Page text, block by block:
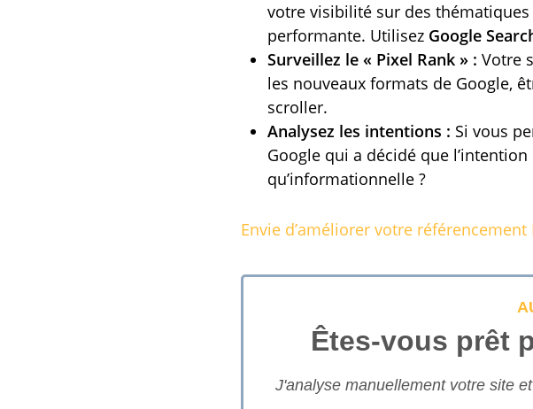
votre visibilité sur des thématiques
performante. Utilisez Google
Surveillez le « Pixel Rank » : Votre
les nouveaux formats de Google,
scroller.
Analysez les intentions : Si vous
Google qui a décidé que
qu’informationnelle ?
Envie d’améliorer votre référencement
Êtes-vous prêt
J'analyse manuellement votre site